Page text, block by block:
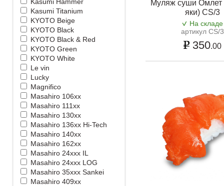
Kasumi Titanium
KYOTO Beige
KYOTO Black
KYOTO Black & Red
KYOTO Green
KYOTO White
Le vin
Lucky
Magnifico
Masahiro 106xx
Masahiro 111xx
Masahiro 130xx
Masahiro 136xx Hi-Tech
Masahiro 140xx
Masahiro 162xx
Masahiro 24xxx IL
Masahiro 24xxx LOG
Masahiro 35xxx Sankei
Masahiro 409xx
Муляж суши Омлет
яки) CS/3
На складе
артикул CS/3
350.00